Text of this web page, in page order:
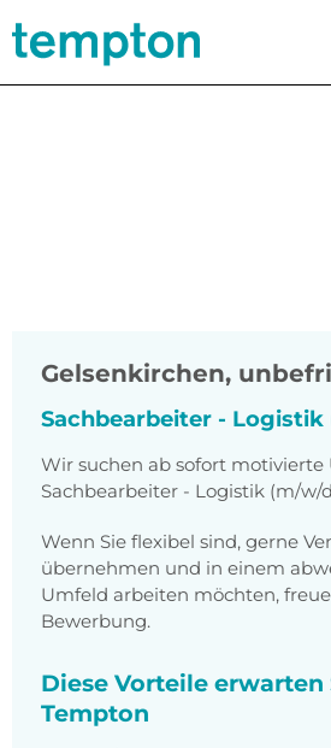
Gelsenkirchen,
Sachbearbeiter - Logistik
Wir suchen ab sofort
Sachbearbeiter - Logistik (m/w/
Wenn Sie flexibel sind, gerne
übernehmen und in einem
Umfeld arbeiten möchten,
Bewerbung.
Diese Vorteile erwarten
Tempton